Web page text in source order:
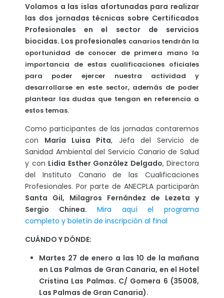
Volamos a las islas afortunadas para realizar
las dos jornadas técnicas sobre Certificados
Profesionales en el sector de servicios
biocidas. Los profesionales canarios tendrán la
oportunidad de conocer de primera mano la
importancia de estas cualificaciones oficiales
para poder ejercer nuestra actividad y
desarrollarse en este sector, además de poder
plantear las dudas que tengan en referencia a
estos temas.
Como participantes de las jornadas contaremos
con María Luisa Pita, Jefa del Servicio de
Sanidad Ambiental del Servicio Canario de Salud
y con Lidia Esther González Delgado, Directora
del Instituto Canario de las Cualificaciones
Profesionales. Por parte de ANECPLA participarán
Santa Gil, Milagros Fernández de Lezeta y
Sergio Chinea.
Mira aquí el programa
completo y boletín de inscripción al final
CUÁNDO Y DÓNDE:
Martes 27 de enero a las 10 de la mañana
en Las Palmas de Gran Canaria, en el Hotel
Cristina Las Palmas. C/ Gomera 6 (35008,
Las Palmas de Gran Canaria).